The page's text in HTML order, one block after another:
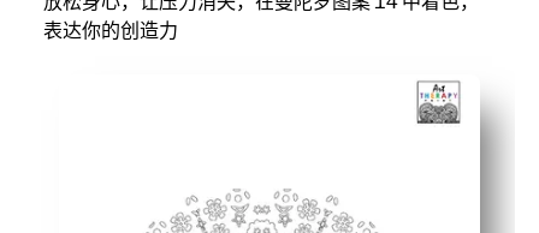
表达你的创造力
打印即用-无需准备。只需拿起铅笔或记号笔即可开始
镇静注意力-错综复杂的曼陀罗图案可帮助您减速、呼
根据需要重新打印-为群组、子计划或旅行文件夹制作